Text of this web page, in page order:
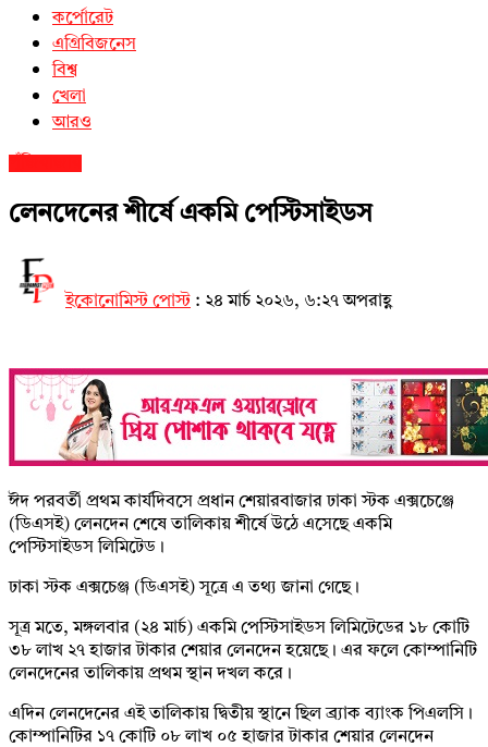
কর্পোরেট
এগ্রিবিজনেস
বিশ্ব
খেলা
আরও
লেনদেনের শীর্ষে একমি পেস্টিসাইডস
ইকোনোমিস্ট পোস্ট : ২৪ মার্চ ২০২৬, ৬:২৭ অপরাহ্ণ
ঈদ পরবর্তী প্রথম কার্যদিবসে প্রধান শেয়ারবাজার ঢাকা স্টক এক্সচেঞ্জে
(ডিএসই) লেনদেন শেষে তালিকায় শীর্ষে উঠে এসেছে একমি
পেস্টিসাইডস লিমিটেড।
ঢাকা স্টক এক্সচেঞ্জ (ডিএসই) সূত্রে এ তথ্য জানা গেছে।
সূত্র মতে, মঙ্গলবার (২৪ মার্চ) একমি পেস্টিসাইডস লিমিটেডের ১৮ কোটি
৩৮ লাখ ২৭ হাজার টাকার শেয়ার লেনদেন হয়েছে। এর ফলে কোম্পানিটি
লেনদেনের তালিকায় প্রথম স্থান দখল করে।
এদিন লেনদেনের এই তালিকায় দ্বিতীয় স্থানে ছিল ব্র্যাক ব্যাংক পিএলসি।
কোম্পানিটির ১৭ কোটি ০৮ লাখ ০৫ হাজার টাকার শেয়ার লেনদেন